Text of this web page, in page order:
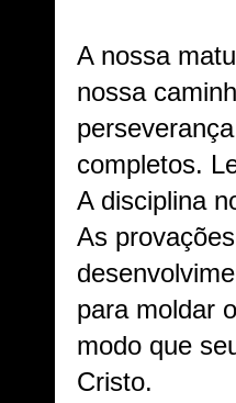
A nossa
nossa
completos.
A disciplina
As
para moldar
modo que
Cristo.